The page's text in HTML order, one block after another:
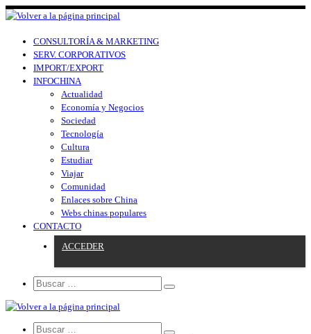
CONSULTORÍA & MARKETING
SERV. CORPORATIVOS
IMPORT/EXPORT
INFOCHINA
Actualidad
Economía y Negocios
Sociedad
Tecnología
Cultura
Estudiar
Viajar
Comunidad
Enlaces sobre China
Webs chinas populares
CONTACTO
ACCEDER
Search
Search